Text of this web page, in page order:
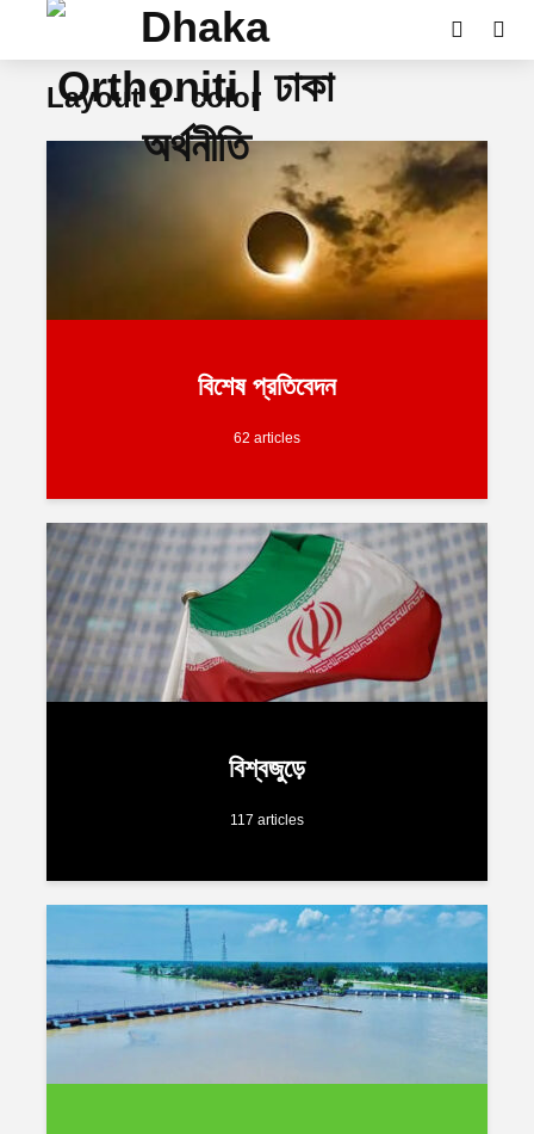
Layout 1 - color
বিশেষ প্রতিবেদন
62 articles
বিশ্বজুড়ে
117 articles